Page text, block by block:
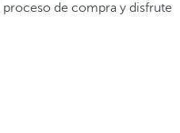
proceso de compra y disfrute